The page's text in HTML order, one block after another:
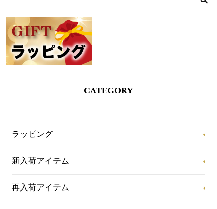
CATEGORY
ラッピング
新入荷アイテム
再入荷アイテム